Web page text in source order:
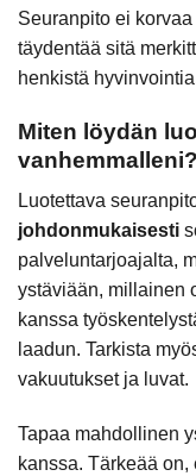
Seuranpito ei
täydentää sitä
henkistä
Miten löydän
vanhemmalleni?
Luotettava
johdonmukaisesti
palveluntarjoajalta,
ystäviään, millainen
kanssa
laadun. Tarkista
vakuutukset ja luvat.
Tapaa mahdollinen
kanssa. Tärkeää